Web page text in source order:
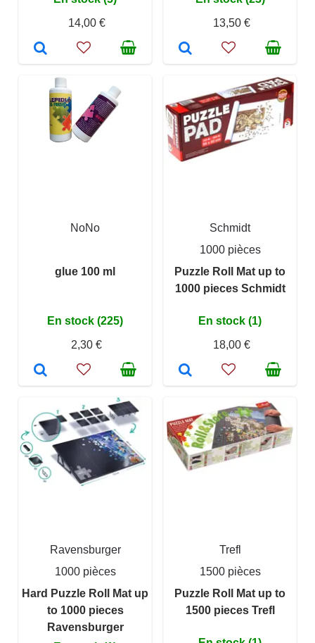
14,00 €
13,50 €
NoNo
glue 100 ml
En stock (225)
2,30 €
Schmidt
1000 pièces
Puzzle Roll Mat up to
1000 pieces Schmidt
En stock (1)
18,00 €
Ravensburger
1000 pièces
Hard Puzzle Roll Mat up
to 1000 pieces
Ravensburger
Trefl
1500 pièces
Puzzle Roll Mat up to
1500 pieces Trefl